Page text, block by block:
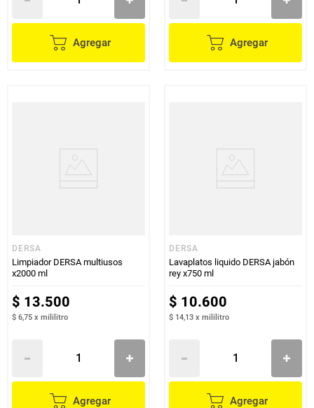
Agregar Agregar
DERSA
Limpiador DERSA multiusos
x2000 ml
$ 13.500
$ 6,75 x mililitro
Agregar
DERSA
Lavaplatos liquido DERSA jabón
rey x750 ml
$ 10.600
$ 14,13 x mililitro
Agregar